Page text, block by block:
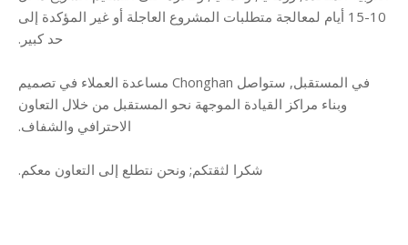
10-15 أيام لمعالجة متطلبات المشروع العاجلة أو غير المؤكدة إلى
حد كبير.
في المستقبل, ستواصل Chonghan مساعدة العملاء في تصميم
وبناء مراكز القيادة الموجهة نحو المستقبل من خلال التعاون
الاحترافي والشفاف.
شكرا لثقتكم; ونحن نتطلع إلى التعاون معكم.